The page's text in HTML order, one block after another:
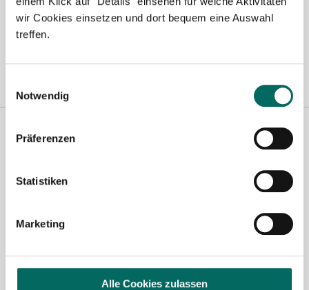
wir Cookies einsetzen und dort bequem eine Auswahl
treffen.
Notwendig
Präferenzen
Statistiken
Marketing
Alle Cookies zulassen
Magdeburg|Mönchengladbach|München|Münster |Neu-Ulm
Pforzheim
Ansprechpartner